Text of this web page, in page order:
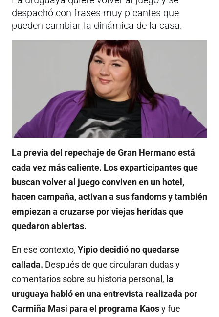
despachó con frases muy picantes que
pueden cambiar la dinámica de la casa.
La previa del repechaje de Gran Hermano está
cada vez más caliente. Los exparticipantes que
buscan volver al juego conviven en un hotel,
hacen campaña, activan a sus fandoms y también
empiezan a cruzarse por viejas heridas que
quedaron abiertas.
En ese contexto, Yipio decidió no quedarse
callada. Después de que circularan dudas y
comentarios sobre su historia personal, la
uruguaya habló en una entrevista realizada por
Carmiña Masi para el programa Kaosy fue